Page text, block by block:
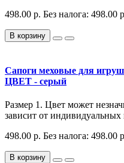
498.00 р. Без налога: 498.00
В корзину
Сапоги меховые для
ЦВЕТ - серый
Размер 1. Цвет может
зависит от индивидуальных
498.00 р. Без налога: 498.00
В корзину